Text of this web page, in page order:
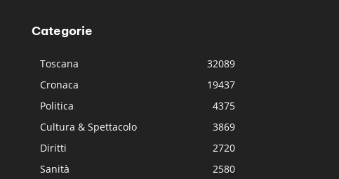
Categorie
Toscana
32089
Cronaca
19437
Politica
4375
Cultura & Spettacolo
3869
Diritti
2720
Sanità
2580